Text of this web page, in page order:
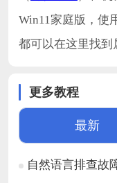
Win11家庭版，使
都可以在这里找到
更多教程
最新
自然语言排查故障！